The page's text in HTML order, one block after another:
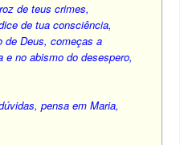
de teus crimes,
de tua consciência,
de Deus, começas a
e no abismo do desespero,
pensa em Maria,